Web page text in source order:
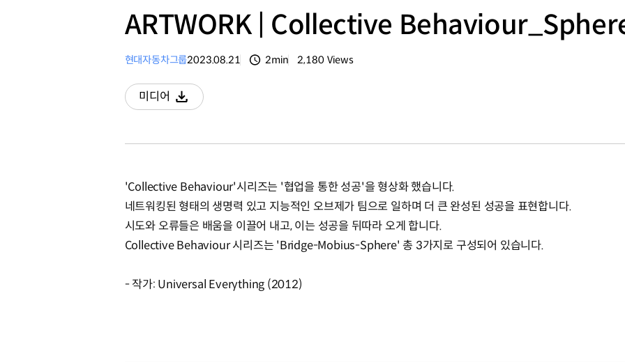
ARTWORK | Collective
현대자동차그룹2023.08.21 2min 2,180 Views
미디어
다운로드
'Collective Behaviour'시리즈는 '협업을 통한 성공'을 형상화 했습니다.
네트워킹된 형태의 생명력 있고 지능적인 오브제가 팀으로 일하며 더 큰 완성된 성공을 표현합니다.
시도와 오류들은 배움을 이끌어 내고, 이는 성공을 뒤따라 오게 합니다.
Collective Behaviour 시리즈는 'Bridge-Mobius-Sphere' 총 3가지로 구성되어 있습니다.
- 작가: Universal Everything (2012)